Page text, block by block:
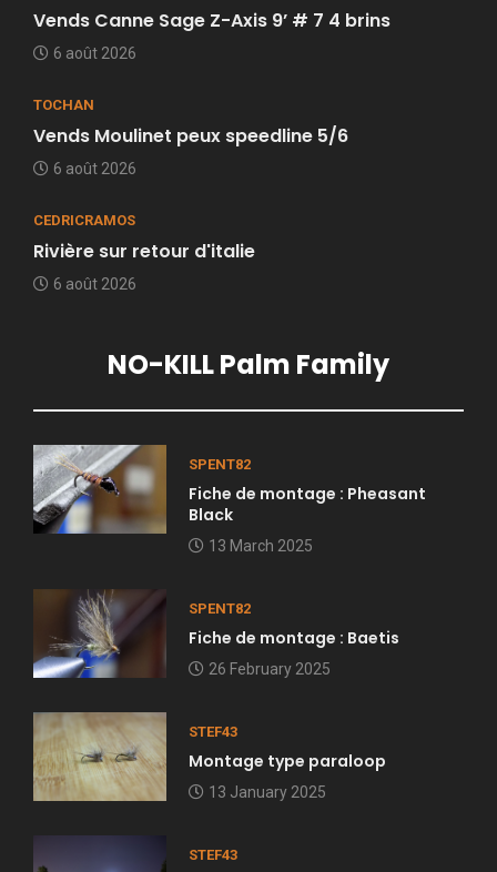
Vends Canne Sage Z-Axis 9’ # 7 4 brins
6 août 2026
TOCHAN
Vends Moulinet peux speedline 5/6
6 août 2026
CEDRICRAMOS
Rivière sur retour d'italie
6 août 2026
NO-KILL Palm Family
SPENT82
Fiche de montage : Pheasant
Black
13 March 2025
SPENT82
Fiche de montage : Baetis
26 February 2025
STEF43
Montage type paraloop
13 January 2025
STEF43